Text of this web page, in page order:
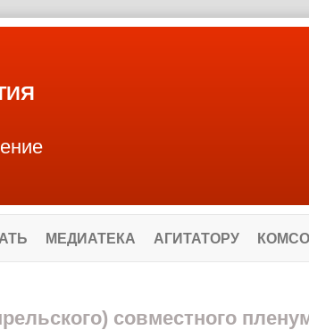
МЕДИАТЕКА АГИТАТОРУ
совместного